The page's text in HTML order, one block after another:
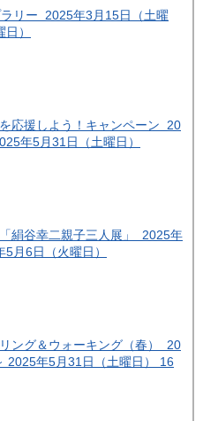
リー 2025年3月15日（土曜
）
応援しよう！キャンペーン 20
年5月31日（土曜日）
絹谷幸二親子三人展」 2025年
月6日（火曜日）
ング＆ウォーキング（春） 20
2025年5月31日（土曜日） 16